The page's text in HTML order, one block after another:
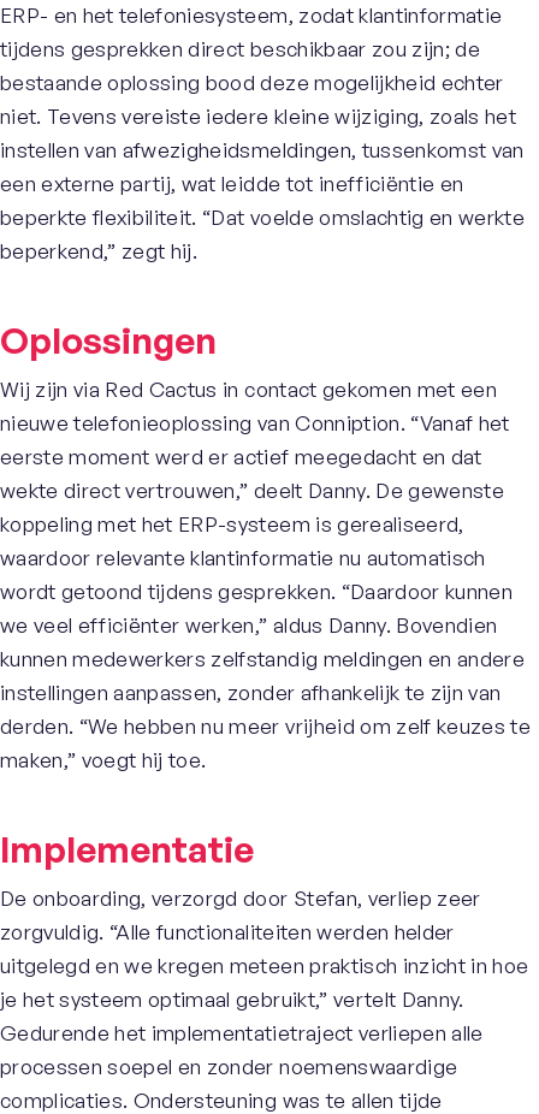
ERP- en het telefoniesysteem, zodat klantinformatie
tijdens gesprekken direct beschikbaar zou zijn; de
bestaande oplossing bood deze mogelijkheid echter
niet. Tevens vereiste iedere kleine wijziging, zoals het
instellen van afwezigheidsmeldingen, tussenkomst van
een externe partij, wat leidde tot inefficiëntie en
beperkte flexibiliteit. “Dat voelde omslachtig en werkte
beperkend,” zegt hij.
Oplossingen
Wij zijn via Red Cactus in contact gekomen met een
nieuwe telefonieoplossing van Conniption. “Vanaf het
eerste moment werd er actief meegedacht en dat
wekte direct vertrouwen,” deelt Danny. De gewenste
koppeling met het ERP-systeem is gerealiseerd,
waardoor relevante klantinformatie nu automatisch
wordt getoond tijdens gesprekken. “Daardoor kunnen
we veel efficiënter werken,” aldus Danny. Bovendien
kunnen medewerkers zelfstandig meldingen en andere
instellingen aanpassen, zonder afhankelijk te zijn van
derden. “We hebben nu meer vrijheid om zelf keuzes te
maken,” voegt hij toe.
Implementatie
De onboarding, verzorgd door Stefan, verliep zeer
zorgvuldig. “Alle functionaliteiten werden helder
uitgelegd en we kregen meteen praktisch inzicht in hoe
je het systeem optimaal gebruikt,” vertelt Danny.
Gedurende het implementatietraject verliepen alle
processen soepel en zonder noemenswaardige
complicaties. Ondersteuning was te allen tijde